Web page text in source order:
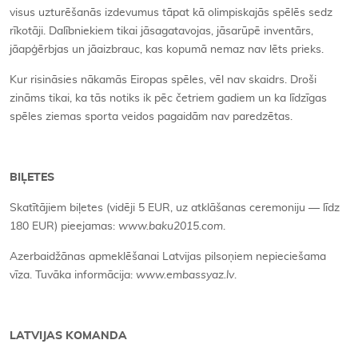
visus uzturēšanās izdevumus tāpat kā olimpiskajās spēlēs sedz
rīkotāji. Dalībniekiem tikai jāsagatavojas, jāsarūpē inventārs,
jāapģērbjas un jāaizbrauc, kas kopumā nemaz nav lēts prieks.
Kur risināsies nākamās Eiropas spēles, vēl nav skaidrs. Droši
zināms tikai, ka tās notiks ik pēc četriem gadiem un ka līdzīgas
spēles ziemas sporta veidos pagaidām nav paredzētas.
BIĻETES
Skatītājiem biļetes (vidēji 5 EUR, uz atklāšanas ceremoniju — līdz
180 EUR) pieejamas: www.baku2015.com.
Azerbaidžānas apmeklēšanai Latvijas pilsoņiem nepieciešama
vīza. Tuvāka informācija: www.embassyaz.lv.
LATVIJAS KOMANDA